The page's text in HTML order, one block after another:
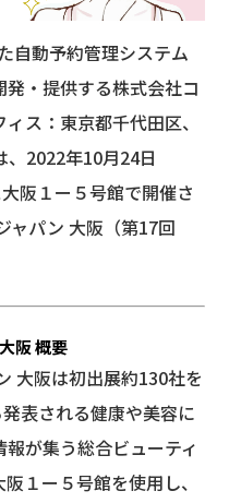
自動予約管理システム
発・提供する株式会社コ
ス：東京都千代田区、
2022年10月24日
阪１ー５号館で開催さ
ャパン 大阪（第17回
阪 概要
大阪は初出展約130社を
表される健康や美容に
が集う総合ビューティ
１ー５号館を使用し、